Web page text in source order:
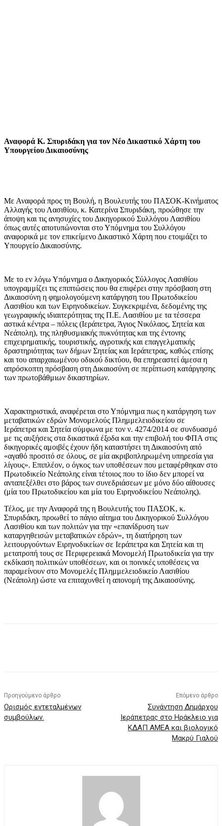
Αναφορά Κ. Σπυριδάκη για τον Νέο Δικαστικό Χάρτη του
Υπουργείου Δικαιοσύνης
Με Αναφορά προς τη Βουλή, η Βουλευτής του ΠΑΣΟΚ-Κινήματος
Αλλαγής του Λασιθίου, κ. Κατερίνα Σπυριδάκη, προώθησε την
άποψη και τις ανησυχίες του Δικηγορικού Συλλόγου Λασιθίου
όπως αυτές αποτυπώνονται στο Υπόμνημα του Συλλόγου
αναφορικά με τον επικείμενο Δικαστικό Χάρτη που ετοιμάζει το
Υπουργείο Δικαιοσύνης.
Με το εν λόγω Υπόμνημα ο Δικηγορικός Σύλλογος Λασιθίου
υπογραμμίζει τις επιπτώσεις που θα επιφέρει στην πρόσβαση στη
Δικαιοσύνη η φημολογούμενη κατάργηση του Πρωτοδικείου
Λασιθίου και των Ειρηνοδικείων. Συγκεκριμένα, δεδομένης της
γεωγραφικής ιδιαιτερότητας της Π.Ε. Λασιθίου με τα τέσσερα
αστικά κέντρα – πόλεις (Ιεράπετρα, Άγιος Νικόλαος, Σητεία και
Νεάπολη), της πληθυσμιακής πυκνότητας και της έντονης
επιχειρηματικής, τουριστικής, αγροτικής και επαγγελματικής
δραστηριότητας των δήμων Σητείας και Ιεράπετρας, καθώς επίσης
και του απαρχαιωμένου οδικού δικτύου, θα επηρεαστεί άμεσα η
απρόσκοπτη πρόσβαση στη Δικαιοσύνη σε περίπτωση κατάργησης
των πρωτοβάθμιων δικαστηρίων.
Χαρακτηριστικά, αναφέρεται στο Υπόμνημα πως η κατάργηση των
μεταβατικών εδρών Μονομελούς Πλημμελειοδικείου σε
Ιεράπετρα και Σητεία σύμφωνα με τον ν. 4274/2014 σε συνδυασμό
με τις αυξήσεις στα δικαστικά έξοδα και την επιβολή του ΦΠΑ στις
δικηγορικές αμοιβές έχουν ήδη καταστήσει τη Δικαιοσύνη από
«αγαθό προσιτό σε όλους, σε μία ακριβοπληρωμένη υπηρεσία για
λίγους». Επιπλέον, ο όγκος των υποθέσεων που μεταφέρθηκαν στο
Πρωτοδικείο Νεάπολης είναι τέτοιος που το ίδιο δεν μπορεί να
ανταπεξέλθει στο βάρος των συνεδριάσεων με μόνο δύο αίθουσες
(μία του Πρωτοδικείου και μία του Ειρηνοδικείου Νεάπολης).
Τέλος, με την Αναφορά της η Βουλευτής του ΠΑΣΟΚ, κ.
Σπυριδάκη, προωθεί το πάγιο αίτημα του Δικηγορικού Συλλόγου
Λασιθίου και των πολιτών για την «επανίδρυση των
καταργηθεισών μεταβατικών εδρών», τη διατήρηση των
λειτουργούντων Ειρηνοδικείων σε Ιεράπετρα και Σητεία και τη
μετατροπή τους σε Περιφερειακά Μονομελή Πρωτοδικεία για την
εκδίκαση πολιτικών υποθέσεων, και οι ποινικές υποθέσεις να
παραμείνουν στο Μονομελές Πλημμελειοδικείο Λασιθίου
(Νεάπολη) ώστε να επιταχυνθεί η απονομή της Δικαιοσύνης.
Προηγούμενο άρθρο
Ορισμός εντεταλμένων
συμβούλων.
Επόμενο άρθρο
Συνάντηση Δημάρχου
Ιεράπετρας στο Ηράκλειο για
ΚΔΑΠ ΑΜΕΑ και βιολογικό
Μακρύ Γιαλού